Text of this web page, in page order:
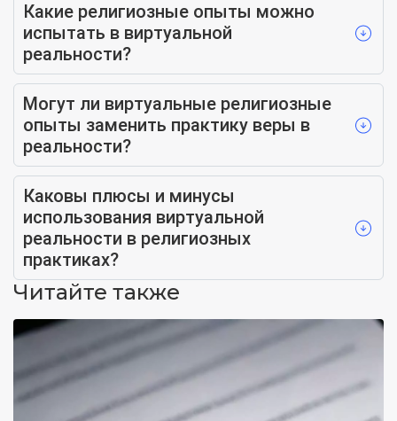
Какие религиозные опыты можно
испытать в виртуальной
реальности?
Могут ли виртуальные религиозные
опыты заменить практику веры в
реальности?
Каковы плюсы и минусы
использования виртуальной
реальности в религиозных
практиках?
Читайте также